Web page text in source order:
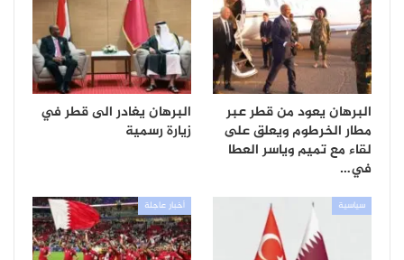
البرهان يعود من قطر عبر
مطار الخرطوم ويعلق على
لقاء مع تميم وياسر العطا
في…
البرهان يغادر الى قطر في
زيارة رسمية
سياسية أخبار عاجلة